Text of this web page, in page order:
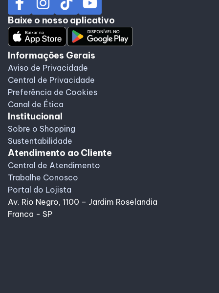
Baixe o nosso aplicativo
Informações Gerais
Aviso de Privacidade
Central de Privacidade
Preferência de Cookies
Canal de Ética
Institucional
Sobre o Shopping
Sustentabilidade
Atendimento ao Cliente
Central de Atendimento
Trabalhe Conosco
Portal do Lojista
Av. Rio Negro, 1100 – Jardim Roselandia
Franca - SP